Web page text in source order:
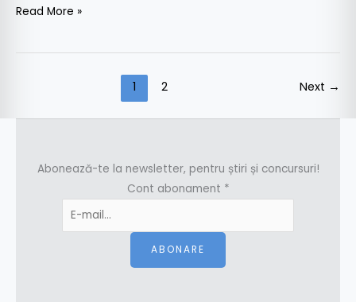
Read More »
1 2 Next →
Abonează-te la newsletter, pentru știri și concursuri!
Cont abonament *
ABONARE